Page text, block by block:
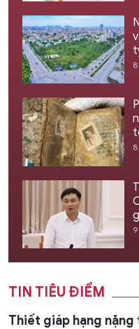
TIN TIÊU ĐIỂM
Thiết giáp hạng